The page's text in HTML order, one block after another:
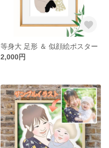
等身大 足形 ＆ 似顔絵ポスター
2,000円